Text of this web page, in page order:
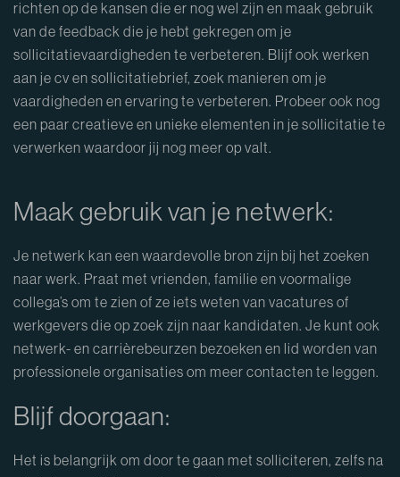
richten op de kansen die er nog wel zijn en maak gebruik
van de feedback die je hebt gekregen om je
sollicitatievaardigheden te verbeteren. Blijf ook werken
aan je cv en sollicitatiebrief, zoek manieren om je
vaardigheden en ervaring te verbeteren. Probeer ook nog
een paar creatieve en unieke elementen in je sollicitatie te
verwerken waardoor jij nog meer op valt.
Maak gebruik van je netwerk:
Je netwerk kan een waardevolle bron zijn bij het zoeken
naar werk. Praat met vrienden, familie en voormalige
collega’s om te zien of ze iets weten van vacatures of
werkgevers die op zoek zijn naar kandidaten. Je kunt ook
netwerk- en carrièrebeurzen bezoeken en lid worden van
professionele organisaties om meer contacten te leggen.
Blijf doorgaan:
Het is belangrijk om door te gaan met solliciteren, zelfs na